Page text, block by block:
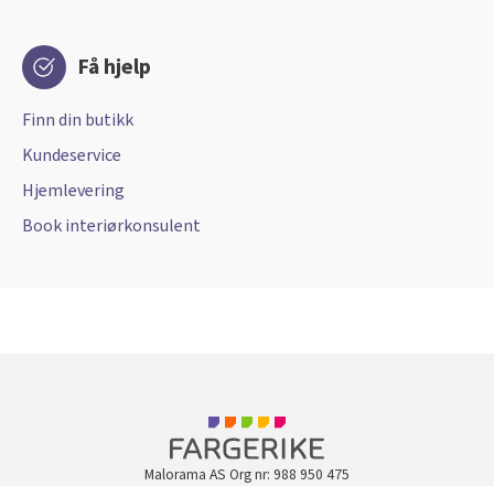
Få hjelp
Finn din butikk
Kundeservice
Hjemlevering
Book interiørkonsulent
Malorama AS Org nr: 988 950 475